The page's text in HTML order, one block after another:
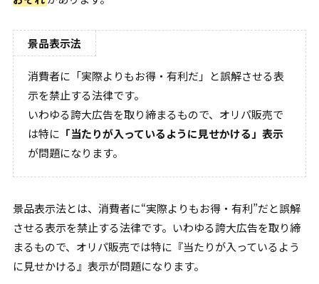
景品表示法
消費者に「実際よりもお得・有利だ」と誤解させる表
示を禁止する法律です。
いわゆる誇大広告を取り締まるもので、オリパ販売で
は特に 「当たりが入っているように見せかける」表示
が問題になります。
景品表示法とは、消費者に“実際よりもお得・有利”だと誤解
させる表示を禁止する法律です。いわゆる誇大広告を取り締
まるもので、オリパ販売では特に『当たりが入っているよう
に見せかける』表示が問題になります。